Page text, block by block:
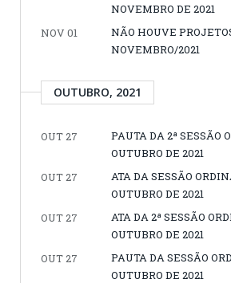
NOVEMBRO DE 2021
NOV 01
NÃO HOUVE
NOVEMBRO/2021
OUTUBRO, 2021
OUT 27
PAUTA DA 2ª SESSÃO
OUTUBRO DE 2021
OUT 27
ATA DA SESSÃO
OUTUBRO DE 2021
OUT 27
ATA DA 2ª SESSÃO
OUTUBRO DE 2021
OUT 27
PAUTA DA SESSÃO
OUTUBRO DE 2021